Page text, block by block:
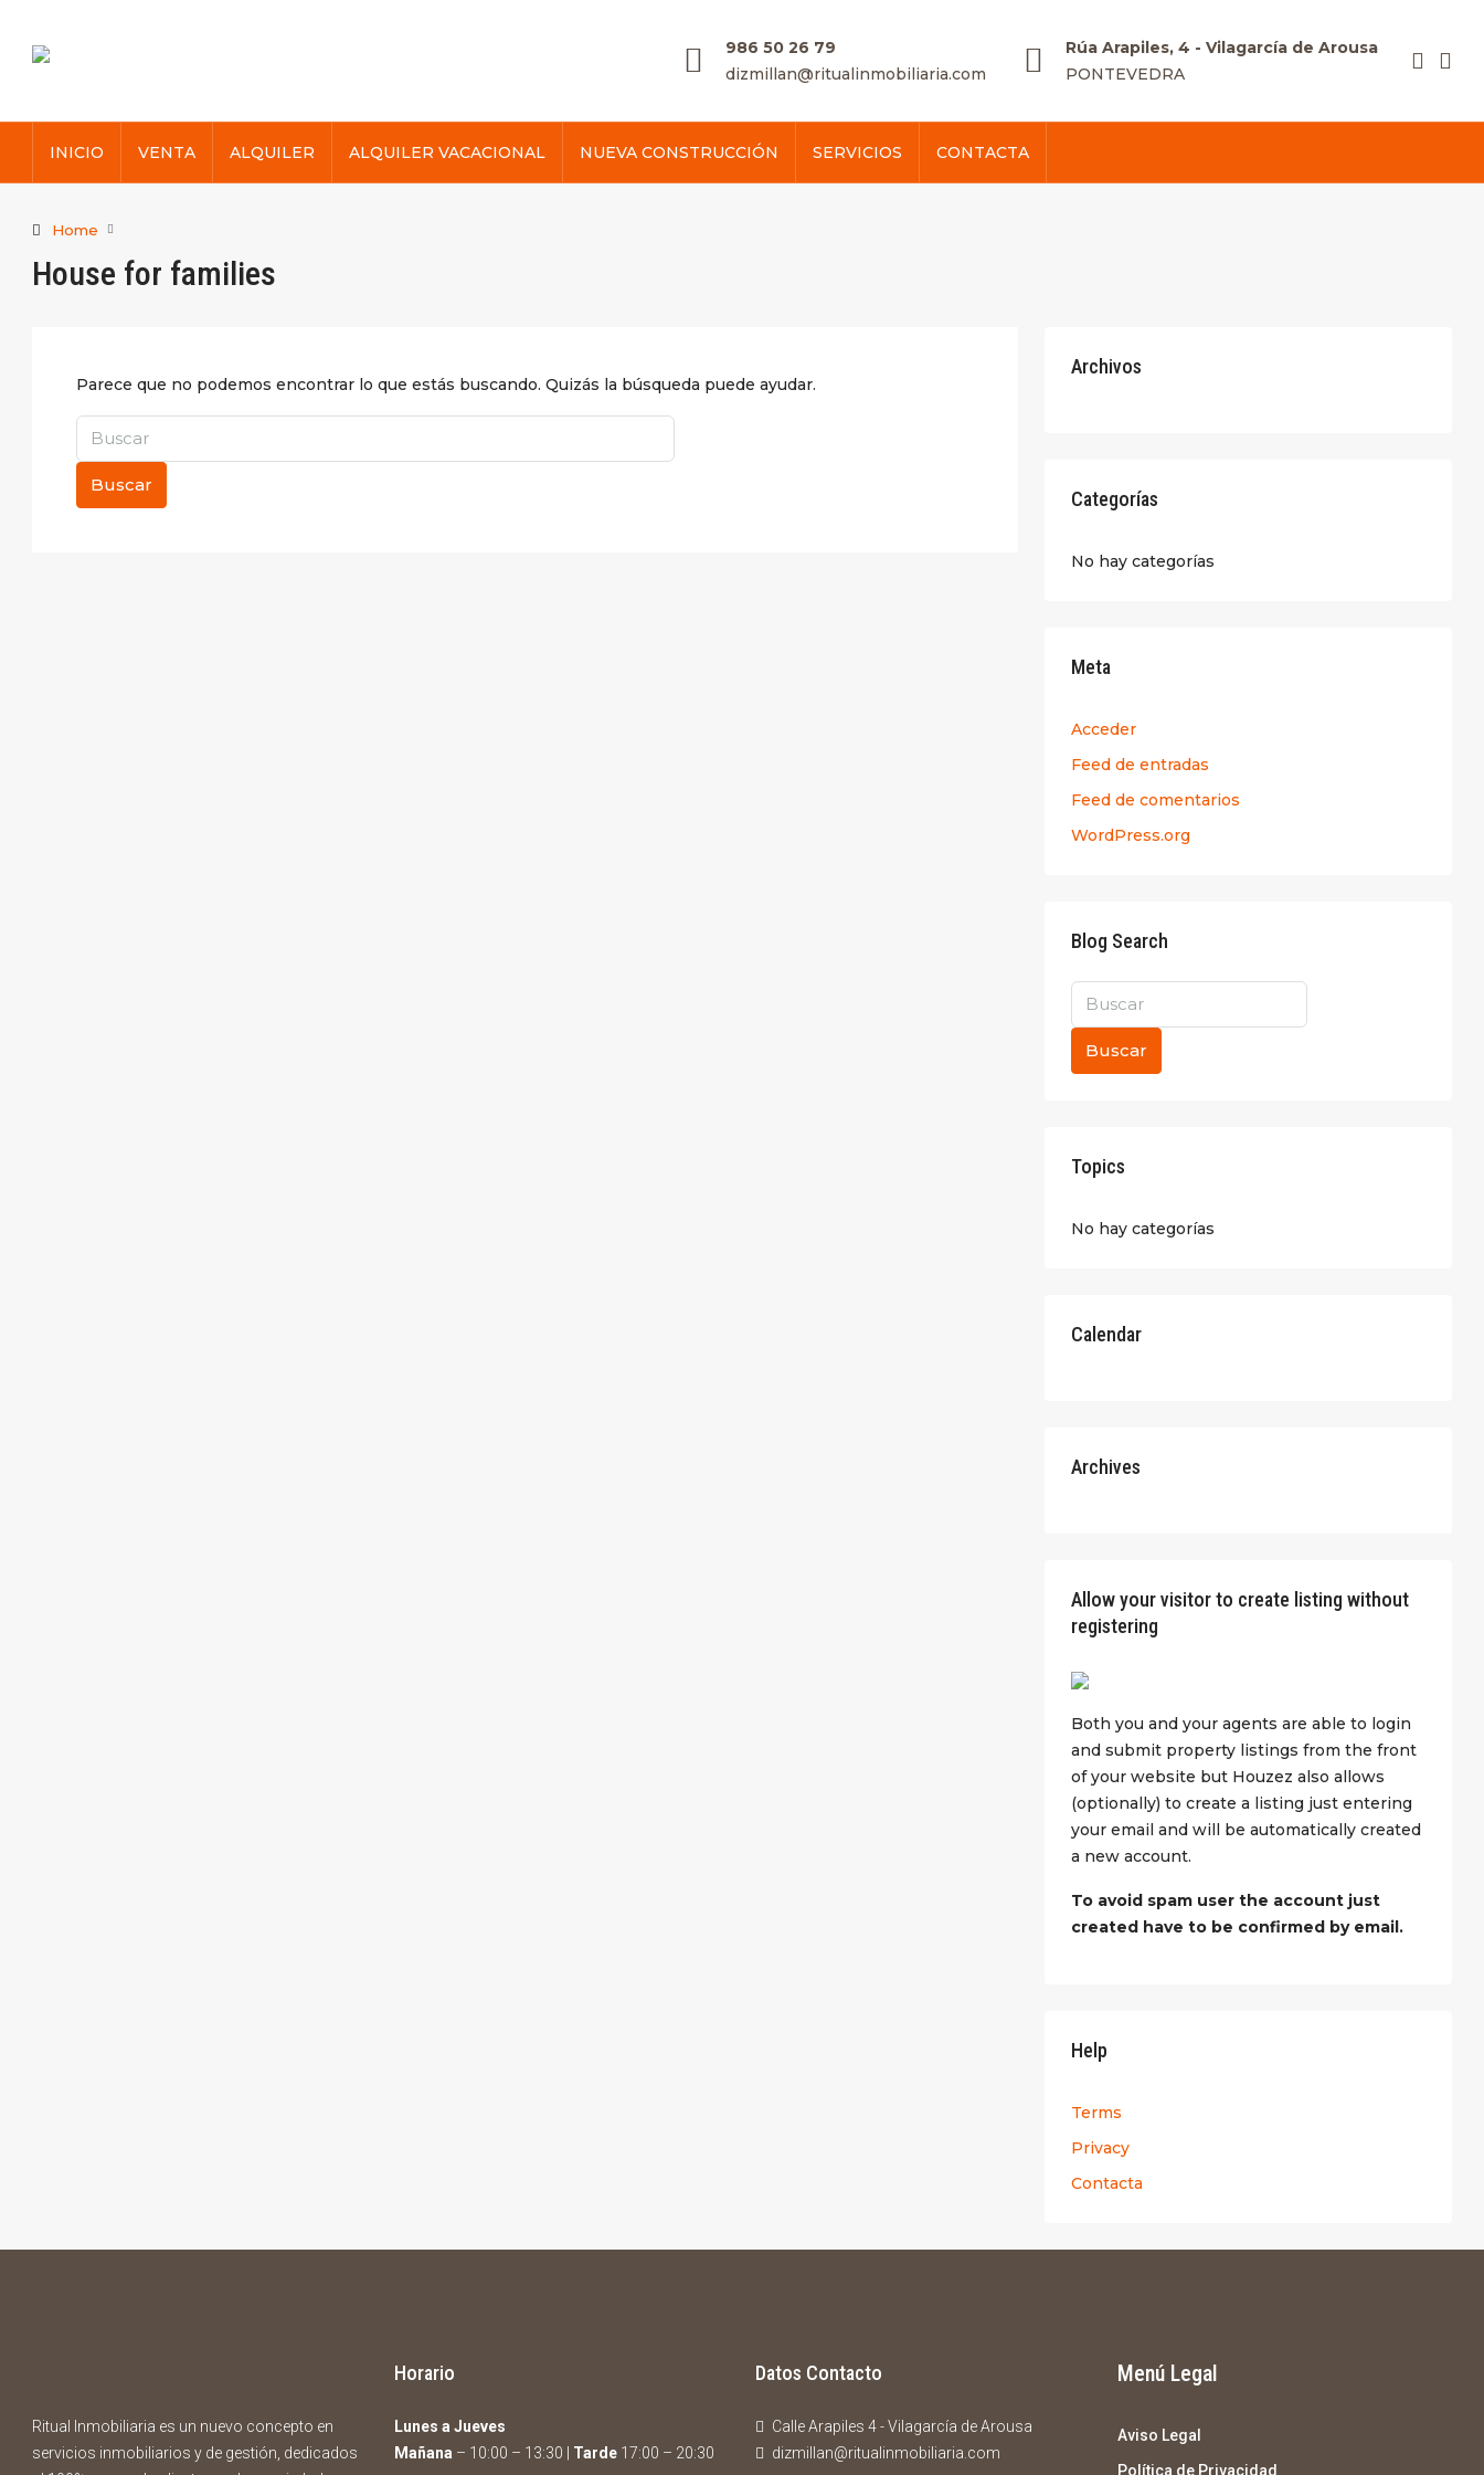
986 50 26 79
dizmillan@ritualinmobiliaria.com
Rúa Arapiles, 4 - Vilagarcía de Arousa
PONTEVEDRA
INICIO VENTA ALQUILER ALQUILER VACACIONAL NUEVA CONSTRUCCIÓN SERVICIOS CONTACTA
Home
House for families
Parece que no podemos encontrar lo que estás buscando. Quizás la búsqueda puede ayudar.
Buscar
Archivos
Categorías
No hay categorías
Meta
Acceder
Feed de entradas
Feed de comentarios
WordPress.org
Blog Search
Buscar
Topics
No hay categorías
Calendar
Archives
Allow your visitor to create listing without
registering
Both you and your agents are able to login
and submit property listings from the front
of your website but Houzez also allows
(optionally) to create a listing just entering
your email and will be automatically created
a new account.
To avoid spam user the account just
created have to be confirmed by email.
Help
Terms
Privacy
Contacta
Ritual Inmobiliaria es un nuevo concepto en
servicios inmobiliarios y de gestión, dedicados
Horario
Lunes a Jueves
Mañana – 10:00 – 13:30 | Tarde17:00 – 20:30
Datos Contacto
Calle Arapiles 4 - Vilagarcía de Arousa
dizmillan@ritualinmobiliaria.com
Menú Legal
Aviso Legal
Política de Privacidad